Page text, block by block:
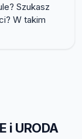
Szukasz
W takim
i URODA